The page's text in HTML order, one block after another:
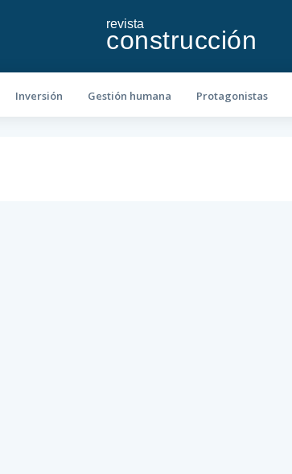
revista
construcción
Inversión Gestión humana Protagonistas